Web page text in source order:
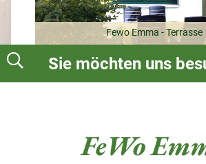
Fewo Emma - Terrasse
Sie möchten uns
FeWo